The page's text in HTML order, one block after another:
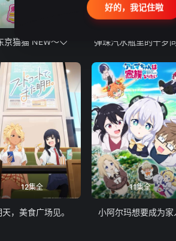
京猫猫 NEW～♡ 弹珠汽水瓶里的千岁
12集全
天，美食广场见。
11集全
小阿尔玛想要成为家
好的，我记住啦